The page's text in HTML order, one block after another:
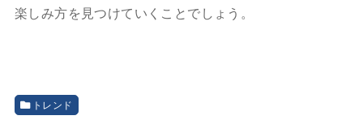
楽しみ方を見つけていくことでしょう。
トレンド